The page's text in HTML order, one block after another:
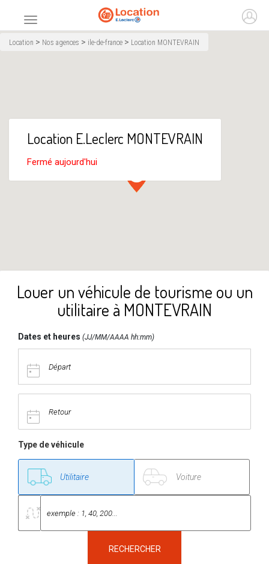
Menu principal
Accueil
Location > Nos agences > ile-de-france > Location MONTEVRAIN
Location E.Leclerc MONTEVRAIN
Fermé aujourd'hui
Louer un véhicule de tourisme ou un
utilitaire à MONTEVRAIN
Dates et heures (JJ/MM/AAAA hh:mm)
Type de véhicule
RECHERCHER